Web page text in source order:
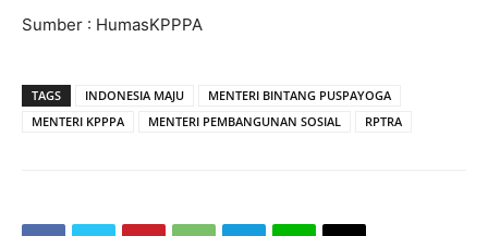
Sumber : HumasKPPPA
TAGS INDONESIA MAJU
MENTERI BINTANG PUSPAYOGA
MENTERI KPPPA
MENTERI PEMBANGUNAN SOSIAL RPTRA